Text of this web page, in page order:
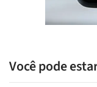
Você pode